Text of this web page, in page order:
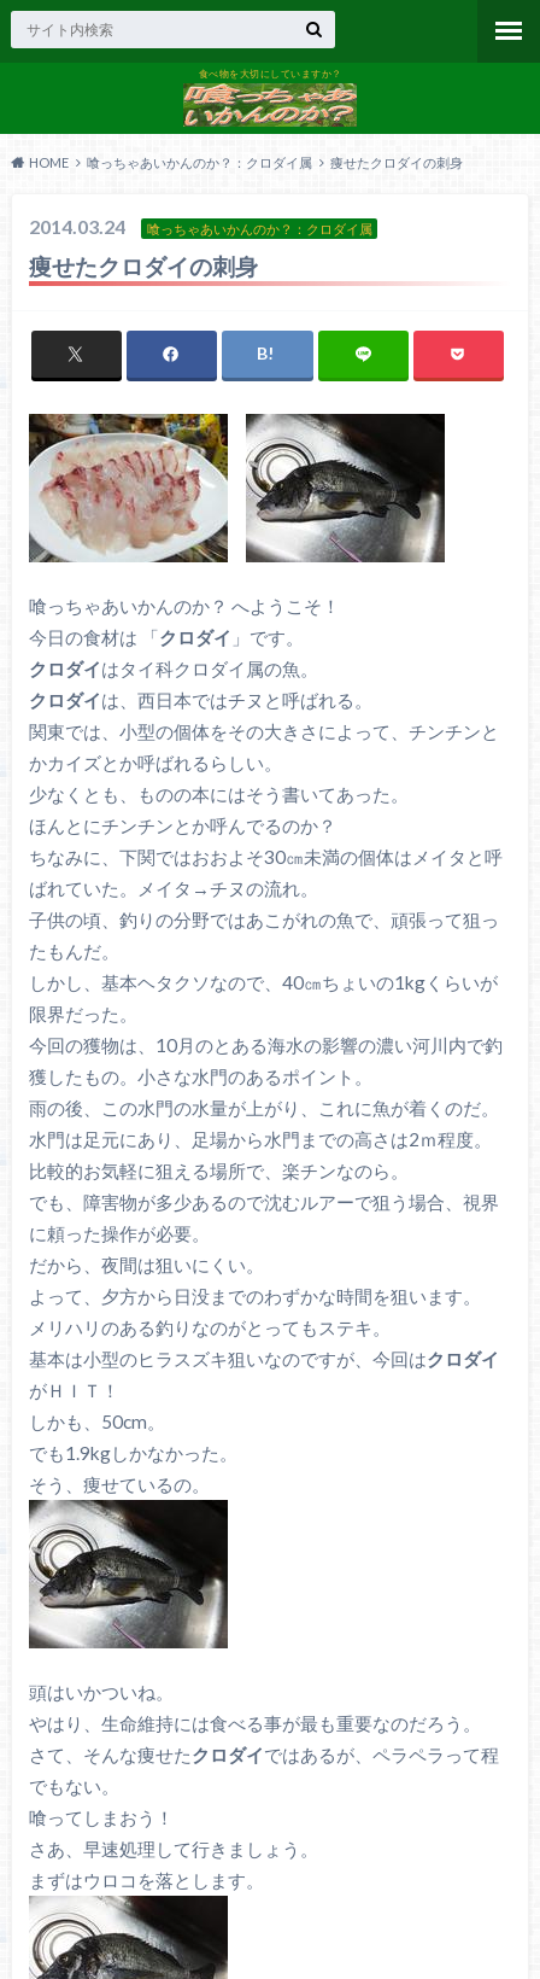
食べ物を大切にしていますか？
HOME 喰っちゃあいかんのか？：クロダイ属 痩せたクロダイの刺身
2014.03.24 喰っちゃあいかんのか？：クロダイ属
痩せたクロダイの刺身
喰っちゃあいかんのか？ へようこそ！
今日の食材は 「クロダイ 」です。
クロダイはタイ科クロダイ属の魚。
クロダイは、西日本ではチヌと呼ばれる。
関東では、小型の個体をその大きさによって、チンチンと
かカイズとか呼ばれるらしい。
少なくとも、ものの本にはそう書いてあった。
ほんとにチンチンとか呼んでるのか？
ちなみに、下関ではおおよそ30㎝未満の個体はメイタと呼
ばれていた。メイタ→チヌの流れ。
子供の頃、釣りの分野ではあこがれの魚で、頑張って狙っ
たもんだ。
しかし、基本ヘタクソなので、40㎝ちょいの1kgくらいが
限界だった。
今回の獲物は、10月のとある海水の影響の濃い河川内で釣
獲したもの。小さな水門のあるポイント。
雨の後、この水門の水量が上がり、これに魚が着くのだ。
水門は足元にあり、足場から水門までの高さは2ｍ程度。
比較的お気軽に狙える場所で、楽チンなのら。
でも、障害物が多少あるので沈むルアーで狙う場合、視界
に頼った操作が必要。
だから、夜間は狙いにくい。
よって、夕方から日没までのわずかな時間を狙います。
メリハリのある釣りなのがとってもステキ。
基本は小型のヒラスズキ狙いなのですが、今回はクロダイ
がＨＩＴ！
しかも、50cm。
でも1.9kgしかなかった。
そう、痩せているの。
頭はいかついね。
やはり、生命維持には食べる事が最も重要なのだろう。
さて、そんな痩せたクロダイではあるが、ペラペラって程
でもない。
喰ってしまおう！
さあ、早速処理して行きましょう。
まずはウロコを落とします。